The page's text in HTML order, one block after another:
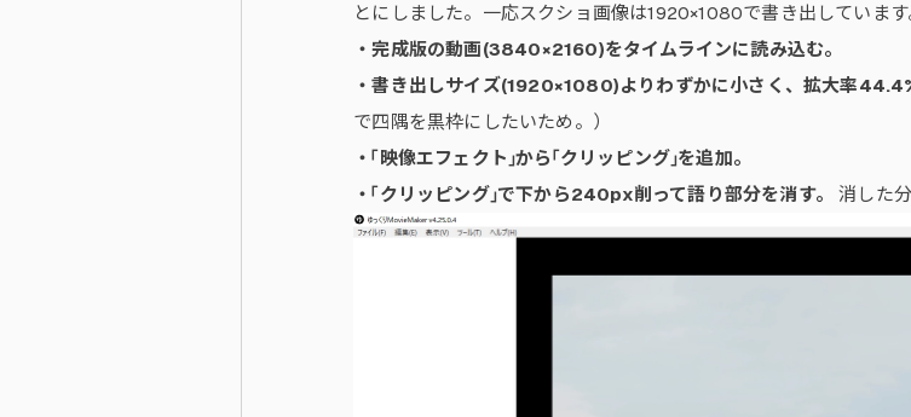
とにしました。一応スクショ画像は1920×1080で書き出しています
・完成版の動画(3840×2160)をタイムラインに読み込む。
・書き出しサイズ(1920×1080)よりわずかに小さく、拡大率
で四隅を黒枠にしたいため。）
・「映像エフェクト」から「クリッピング」を追加。
・「クリッピング」で下から240px削って語り部分を消す。
消した分